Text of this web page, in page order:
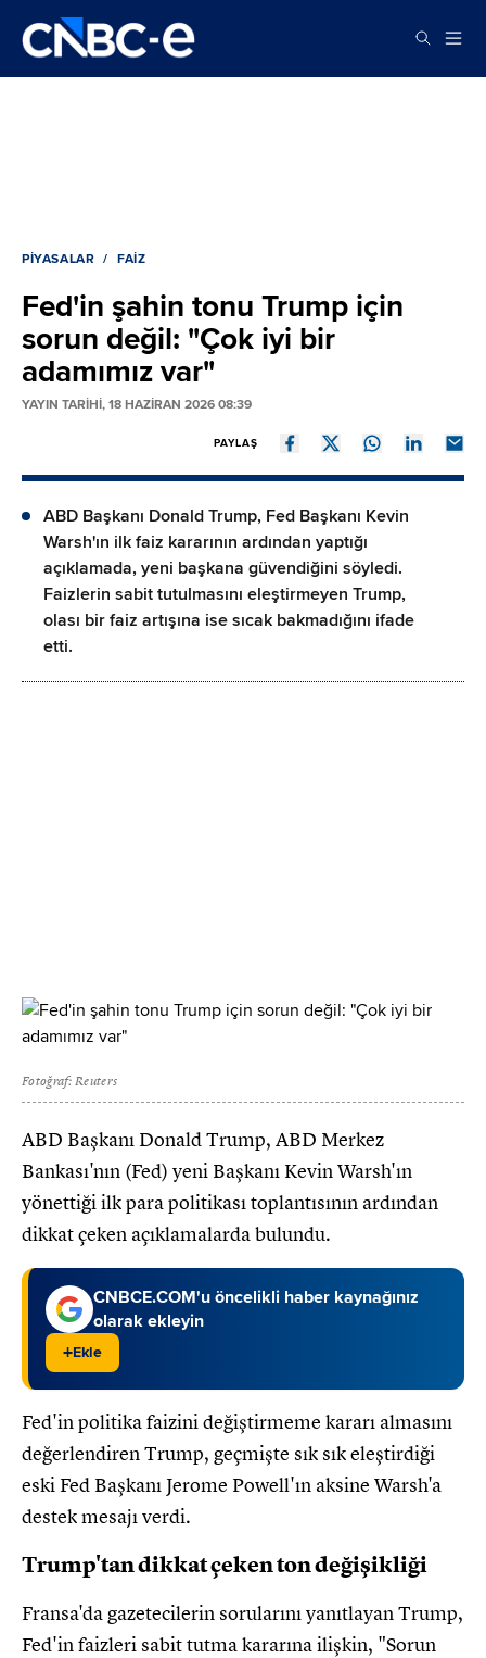
PIYASALAR FAIZ
Fed'in şahin tonu Trump için
sorun değil: "Çok iyi bir
adamımız var"
YAYIN TARİHİ, 18 HAZIRAN 2026 08:39
PAYLAŞ
ABD Başkanı Donald Trump, Fed Başkanı Kevin
Warsh'ın ilk faiz kararının ardından yaptığı
açıklamada, yeni başkana güvendiğini söyledi.
Faizlerin sabit tutulmasını eleştirmeyen Trump,
olası bir faiz artışına ise sıcak bakmadığını ifade
etti.
Fotoğraf: Reuters
ABD Başkanı Donald Trump, ABD Merkez
Bankası'nın (Fed) yeni Başkanı Kevin Warsh'ın
yönettiği ilk para politikası toplantısının ardından
dikkat çeken açıklamalarda bulundu.
CNBCE.COM'u öncelikli haber kaynağınız
olarak ekleyin
+Ekle
Fed'in politika faizini değiştirmeme kararı almasını
değerlendiren Trump, geçmişte sık sık eleştirdiği
eski Fed Başkanı Jerome Powell'ın aksine Warsh'a
destek mesajı verdi.
Trump'tan dikkat çeken ton değişikliği
Fransa'da gazetecilerin sorularını yanıtlayan Trump,
Fed'in faizleri sabit tutma kararına ilişkin, "Sorun